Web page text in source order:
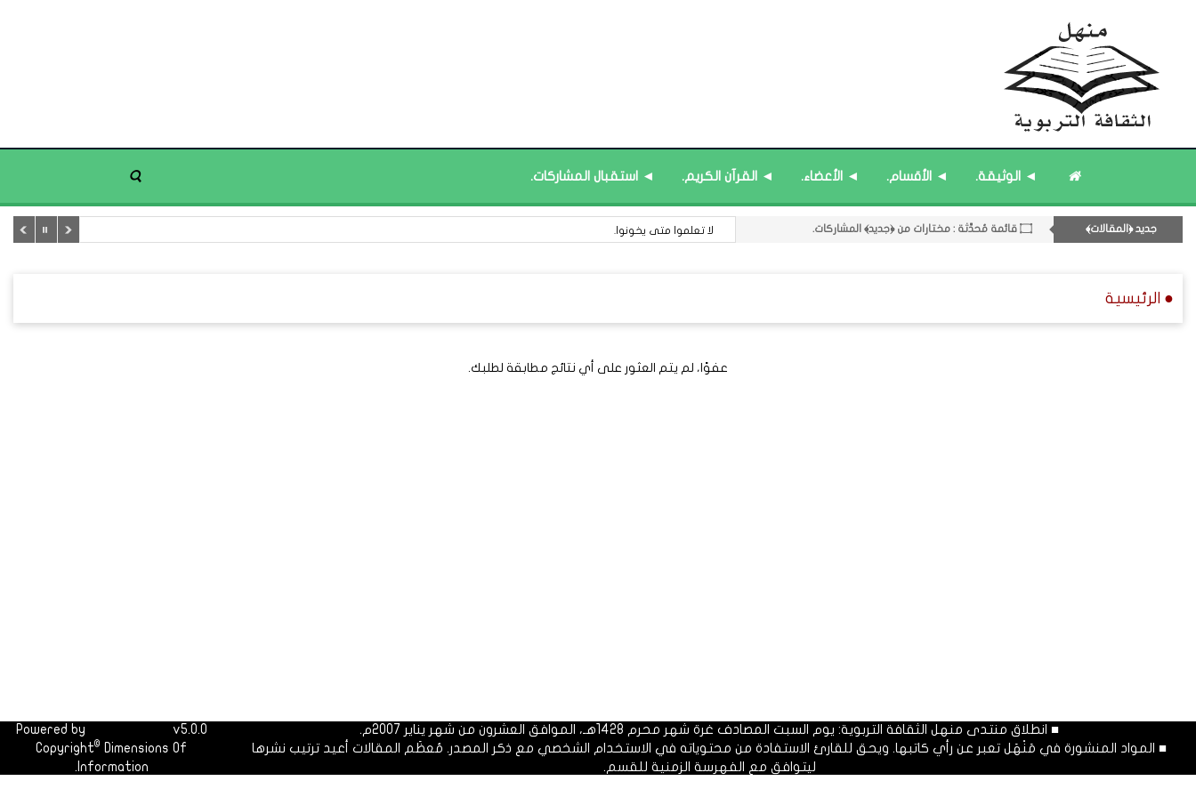
◄ الوثيقة. ◄ الأقسام. ◄ الأعضاء. ◄ القرآن الكريم. ◄ استقبال المشاركات.
جديد ﴿المقالات﴾
۝ قائمة مُثبتة : إدارة منهل الثقافة التربوية.
۝ قائمة مُثبتة : مشرف منهل الثقافة التربوية.
11- القسم الحادي عشر : ﴿اللقاءات الشخصية - الثقافة المتسلسلة﴾.
۝ ﴿القوائم - المشاركات﴾ المُحدَّثة.
۝ قائمة مُحدَّثة : مختارات من ﴿جديد﴾ المشاركات. لا تعلموا متى يخونوا.
● الرئيسية
عفوًا، لم يتم العثور على أي نتائج مطابقة لطلبك.
■ انطلاق منتدى منهل الثقافة التربوية: يوم السبت المصادف غرة شهر محرم 1428هـ، الموافق العشرون من شهر يناير 2007م.
■ المواد المنشورة في مَنْهَل تعبر عن رأي كاتبها. ويحق للقارئ الاستفادة من محتوياته في الاستخدام الشخصي مع ذكر المصدر. مُعظَم المقالات أعيد ترتيب نشرها
ليتوافق مع الفهرسة الزمنية للقسم.
Powered by
v5.0.0
Copyright© Dimensions Of
Information.